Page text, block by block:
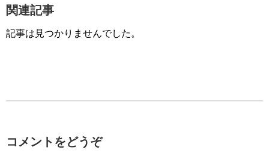
関連記事
記事は見つかりませんでした。
コメントをどうぞ